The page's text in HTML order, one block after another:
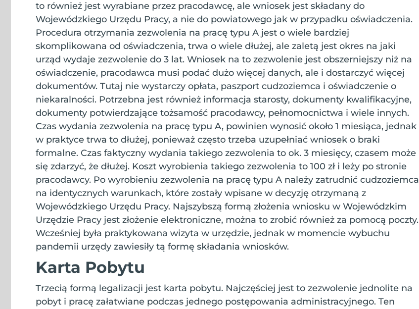
to również jest wyrabiane przez pracodawcę, ale wniosek jest składany do
Wojewódzkiego Urzędu Pracy, a nie do powiatowego jak w przypadku oświadczenia.
Procedura otrzymania zezwolenia na pracę typu A jest o wiele bardziej
skomplikowana od oświadczenia, trwa o wiele dłużej, ale zaletą jest okres na jaki
urząd wydaje zezwolenie do 3 lat. Wniosek na to zezwolenie jest obszerniejszy niż na
oświadczenie, pracodawca musi podać dużo więcej danych, ale i dostarczyć więcej
dokumentów. Tutaj nie wystarczy opłata, paszport cudzoziemca i oświadczenie o
niekaralności. Potrzebna jest również informacja starosty, dokumenty kwalifikacyjne,
dokumenty potwierdzające tożsamość pracodawcy, pełnomocnictwa i wiele innych.
Czas wydania zezwolenia na pracę typu A, powinien wynosić około 1 miesiąca, jednak
w praktyce trwa to dłużej, ponieważ często trzeba uzupełniać wniosek o braki
formalne. Czas faktyczny wydania takiego zezwolenia to ok. 3 miesięcy, czasem może
się zdarzyć, że dłużej. Koszt wyrobienia takiego zezwolenia to 100 zł i leży po stronie
pracodawcy. Po wyrobieniu zezwolenia na pracę typu A należy zatrudnić cudzoziemca
na identycznych warunkach, które zostały wpisane w decyzję otrzymaną z
Wojewódzkiego Urzędu Pracy. Najszybszą formą złożenia wniosku w Wojewódzkim
Urzędzie Pracy jest złożenie elektroniczne, można to zrobić również za pomocą poczty.
Wcześniej była praktykowana wizyta w urzędzie, jednak w momencie wybuchu
pandemii urzędy zawiesiły tą formę składania wniosków.
Karta Pobytu
Trzecią formą legalizacji jest karta pobytu. Najczęściej jest to zezwolenie jednolite na
pobyt i pracę załatwiane podczas jednego postępowania administracyjnego. Ten